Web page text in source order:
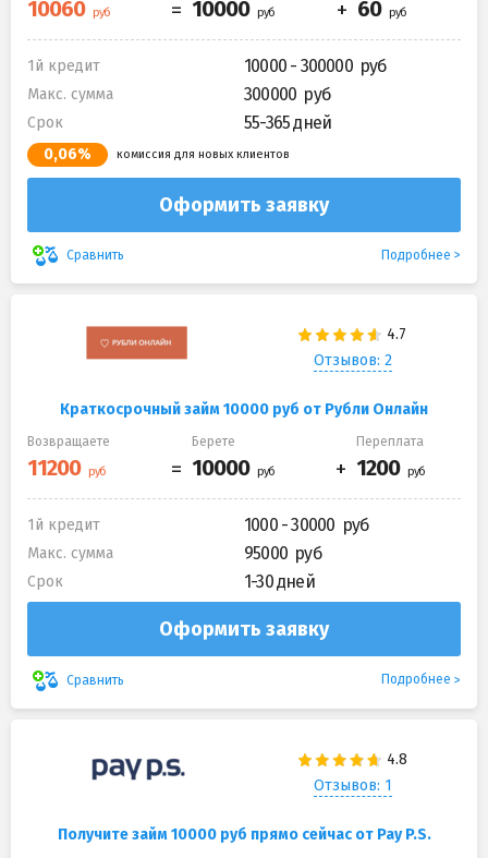
1й кредит 10000 - 300000
Макс. сумма 300000
Срок 55-365 дней
0,06% комиссия для новых клиентов
Оформить заявку
Сравнить Подробнее
Отзывов: 2
Краткосрочный займ 10000 руб от Рубли Онлайн
Возвращаете Берете Переплата
1й кредит 1000 - 30000
Макс. сумма 95000
Срок 1-30 дней
Оформить заявку
Сравнить Подробнее
Отзывов: 1
Получите займ 10000 руб прямо сейчас от Pay P.S.